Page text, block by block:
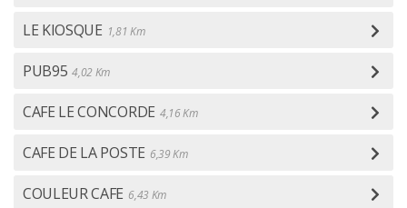
LE KIOSQUE 1,81 Km
PUB95 4,02 Km
CAFE LE CONCORDE 4,16 Km
CAFE DE LA POSTE 6,39 Km
COULEUR CAFE 6,43 Km